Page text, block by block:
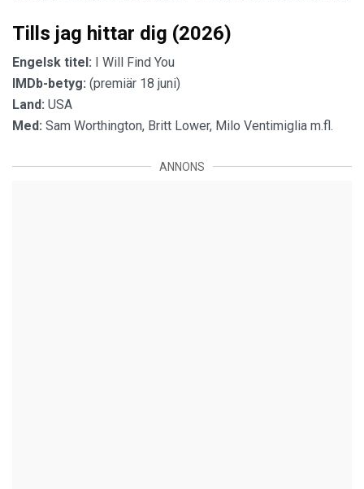
Tills jag hittar dig (2026)
Engelsk titel: I Will Find You
IMDb-betyg: (premiär 18 juni)
Land: USA
Med: Sam Worthington, Britt Lower, Milo Ventimiglia m.fl.
ANNONS